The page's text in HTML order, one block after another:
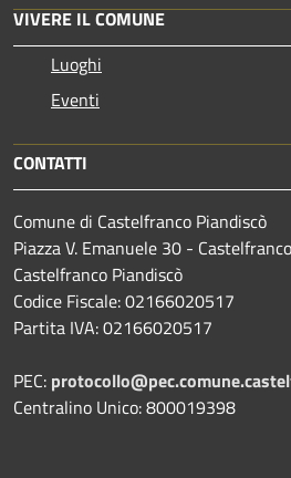
VIVERE IL COMUNE
Luoghi
Eventi
CONTATTI
Comune di Castelfranco Piandiscò
Piazza V. Emanuele 30 -
Castelfranco Piandiscò
Codice Fiscale: 02166020517
Partita IVA: 02166020517
PEC:
Centralino Unico: 800019398